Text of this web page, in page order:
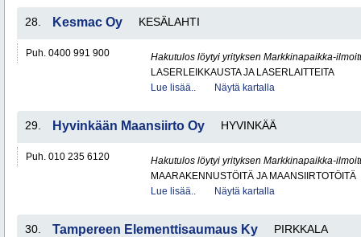
28. Kesmac Oy KESÄLAHTI
Puh. 0400 991 900
Hakutulos löytyi yrityksen Markkinapaikka-
LASERLEIKKAUSTA JA LASERLAITTEITA
Lue lisää..
Näytä kartalla
29. Hyvinkään Maansiirto Oy HYVINKÄÄ
Puh. 010 235 6120
Hakutulos löytyi yrityksen Markkinapaikka-
MAARAKENNUSTÖITÄ JA MAANSIIRTOTÖITÄ
Lue lisää..
Näytä kartalla
30. Tampereen Elementtisaumaus Ky PIRKKALA